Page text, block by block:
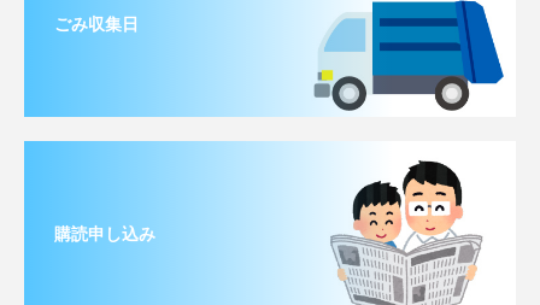
ごみ収集日
購読申し込み